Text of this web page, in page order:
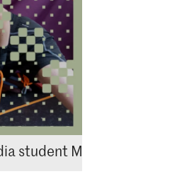
student Malin Neamtu